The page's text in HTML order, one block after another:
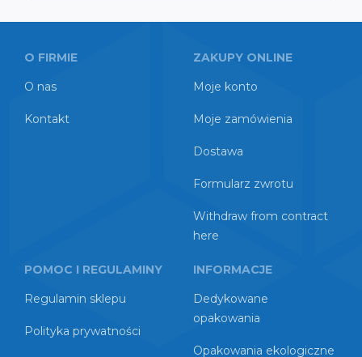
O FIRMIE
O nas
Kontakt
ZAKUPY ONLINE
Moje konto
Moje zamówienia
Dostawa
Formularz zwrotu
Withdraw from contract
here
POMOC I REGULAMINY
Regulamin sklepu
Polityka prywatności
INFORMACJE
Dedykowane
opakowania
Opakowania ekologiczne